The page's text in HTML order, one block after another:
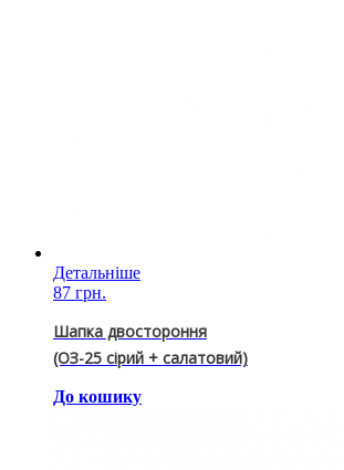
Детальніше
87 грн.
Шапка двостороння
(ОЗ-25 сірий + салатовий)
До кошику